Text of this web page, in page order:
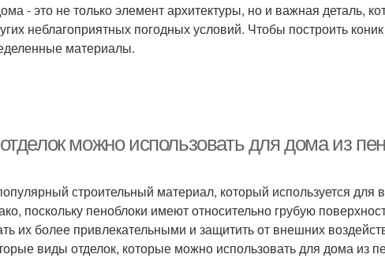
- это не только элемент архитектуры, но и важная деталь,
неблагоприятных погодных условий. Чтобы построить
материалы.
можно использовать для дома из
строительный материал, который используется для
поскольку пеноблоки имеют относительно грубую
их более привлекательными и защитить от внешних
виды отделок, которые можно использовать для дома из